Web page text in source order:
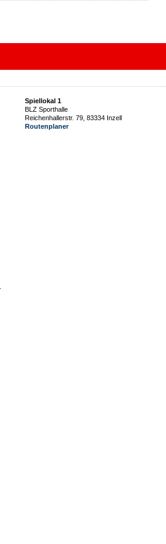
Spiellokal 1
BLZ Sporthalle
Reichenhallerstr. 79, 83334 Inzell
Routenplaner